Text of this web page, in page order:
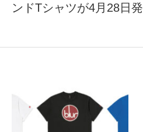
Tumblr
ンドTシャツが4月28日発